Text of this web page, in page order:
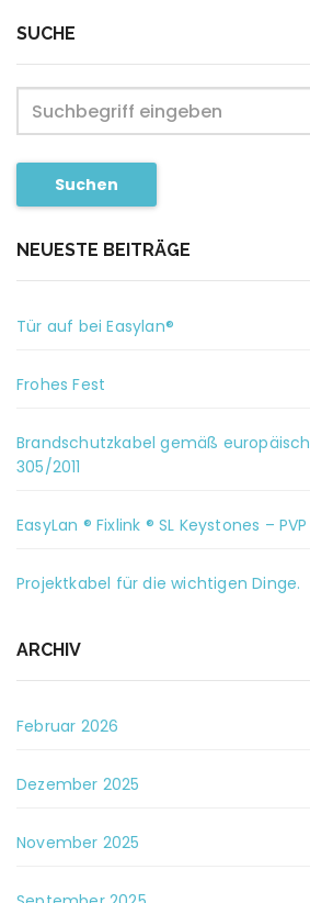
SUCHE
Suchen
NEUESTE BEITRÄGE
Tür auf bei Easylan®
Frohes Fest
Brandschutzkabel gemäß
305/2011
EasyLan ® Fixlink ® SL Keystones –
Projektkabel für die wichtigen Dinge.
ARCHIV
Februar 2026
Dezember 2025
November 2025